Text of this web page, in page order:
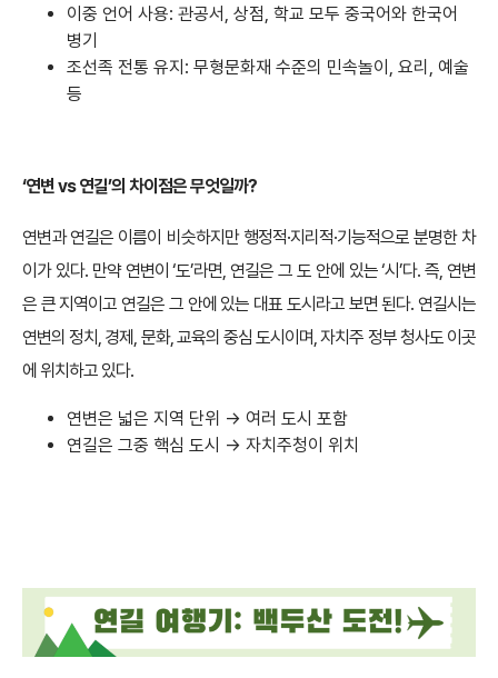
이중 언어 사용: 관공서, 상점, 학교 모두 중국어와 한국어
병기
조선족 전통 유지: 무형문화재 수준의 민속놀이, 요리, 예술
등
‘연변 vs 연길’의 차이점은 무엇일까?
연변과 연길은 이름이 비슷하지만 행정적·지리적·기능적으로 분명한 차
이가 있다. 만약 연변이 ‘도’라면, 연길은 그 도 안에 있는 ‘시’다. 즉, 연변
은 큰 지역이고 연길은 그 안에 있는 대표 도시라고 보면 된다. 연길시는
연변의 정치, 경제, 문화, 교육의 중심 도시이며, 자치주 정부 청사도 이곳
에 위치하고 있다.
연변은 넓은 지역 단위 → 여러 도시 포함
연길은 그중 핵심 도시 → 자치주청이 위치